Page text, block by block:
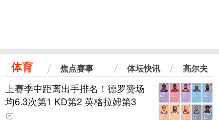
体育 焦点赛事 体坛快讯 高尔夫
上赛季中距离出手排名！德罗赞场
均6.3次第1 KD第2 英格拉姆第3